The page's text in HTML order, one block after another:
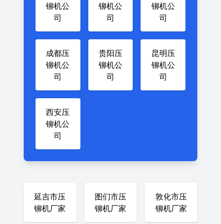
铆机公
司
铆机公
司
铆机公
司
成都压
铆机公
司
贵阳压
铆机公
司
昆明压
铆机公
司
西安压
铆机公
司
延吉市压
铆机厂家
图们市压
铆机厂家
敦化市压
铆机厂家